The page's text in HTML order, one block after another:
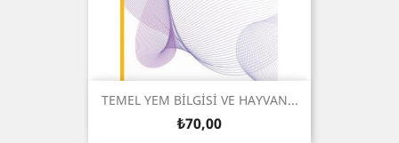
TEMEL YEM BİLGİSİ VE HAYVAN...
Fiyat
₺70,00